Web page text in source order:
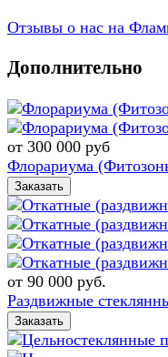
Отзывы о нас на
Дополнительно
от 300 000 руб
Флорариума
Заказать
от 90 000 руб.
Раздвижные
Заказать